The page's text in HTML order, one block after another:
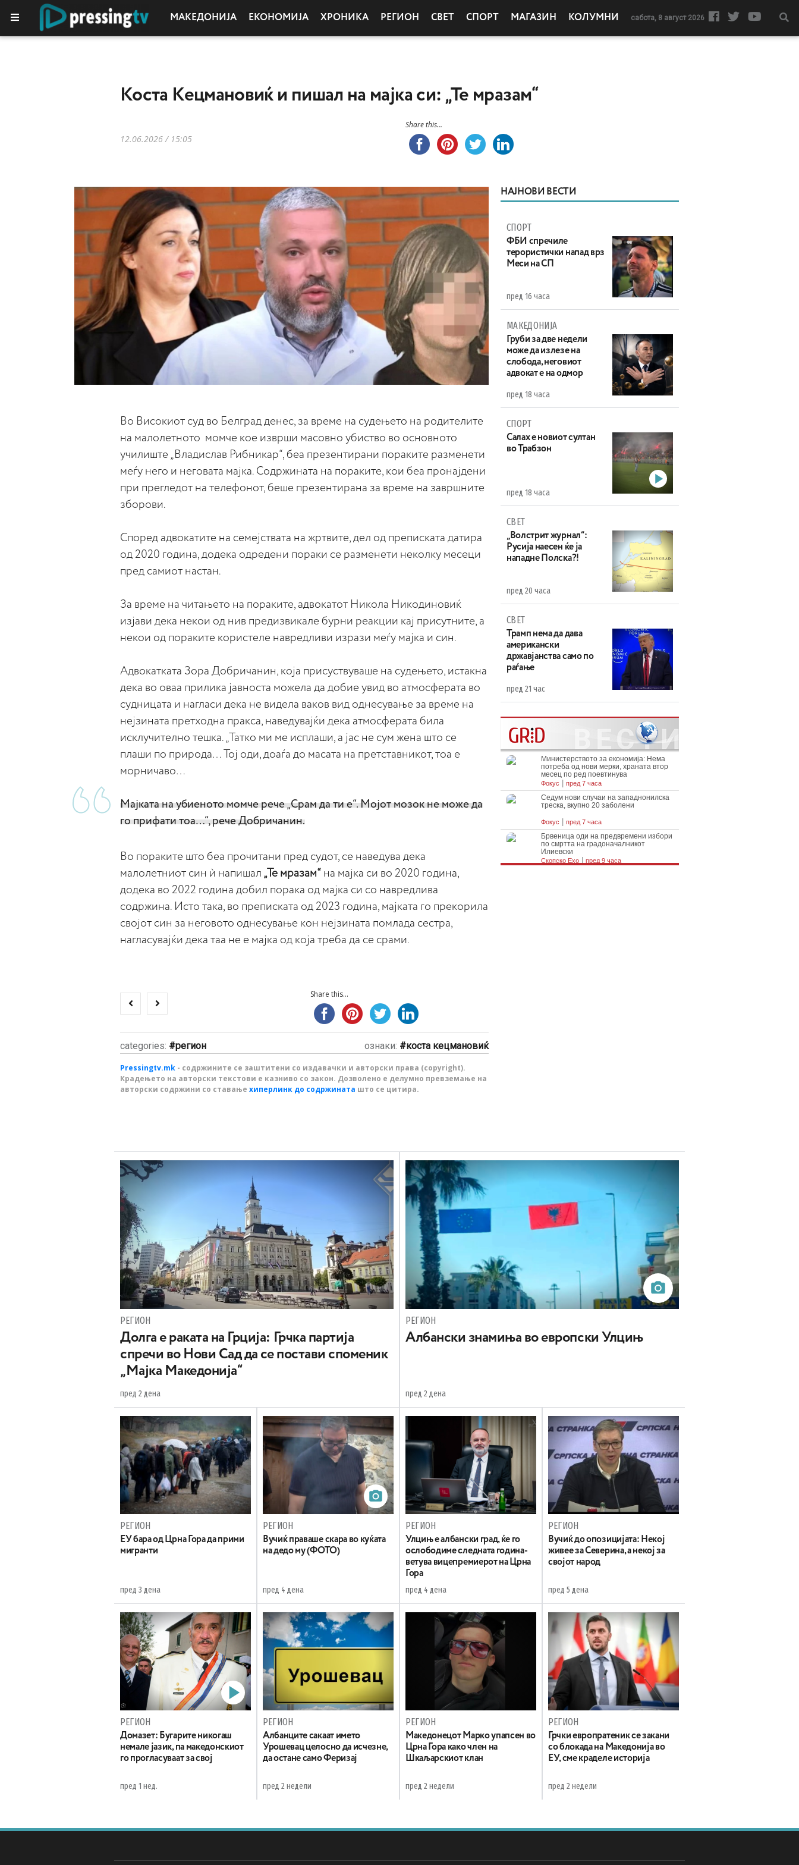
МАКЕДОНИЈА ЕКОНОМИЈА ХРОНИКА РЕГИОН СВЕТ СПОРТ МАГАЗИН КОЛУМНИ сабота, 8 август 2026
Коста Кецмановиќ и пишал на мајка си: „Те мразам“
12.06.2026 / 15:05
Share this...
Во Високиот суд во Белград денес, за време на судењето на родителите
на малолетното момче кое изврши масовно убиство во основното
училиште „Владислав Рибникар“, беа презентирани пораките разменети
меѓу него и неговата мајка. Содржината на пораките, кои беа пронајдени
при прегледот на телефонот, беше презентирана за време на завршните
зборови.
Според адвокатите на семејствата на жртвите, дел од преписката датира
од 2020 година, додека одредени пораки се разменети неколку месеци
пред самиот настан.
За време на читањето на пораките, адвокатот Никола Никодиновиќ
изјави дека некои од нив предизвикале бурни реакции кај присутните, а
некои од пораките користеле навредливи изрази меѓу мајка и син.
Адвокатката Зора Добричанин, која присуствуваше на судењето, истакна
дека во оваа прилика јавноста можела да добие увид во атмосферата во
судницата и нагласи дека не видела ваков вид однесување за време на
нејзината претходна пракса, наведувајќи дека атмосферата била
исклучително тешка. „Татко ми ме исплаши, а јас не сум жена што се
плаши по природа… Тој оди, доаѓа до масата на претставникот, тоа е
морничаво…
Мајката на убиеното момче рече „Срам да ти е“. Мојот мозок не може да
го прифати тоа…“, рече Добричанин.
Во пораките што беа прочитани пред судот, се наведува дека
малолетниот син ѝ напишал „Те мразам“ на мајка си во 2020 година,
додека во 2022 година добил порака од мајка си со навредлива
содржина. Исто така, во преписката од 2023 година, мајката го прекорила
својот син за неговото однесување кон нејзината помлада сестра,
нагласувајќи дека таа не е мајка од која треба да се срами.
Share this...
categories: регион ознаки: коста кецмановиќ
Pressingtv.mk - содржините се заштитени со издавачки и авторски права (copyright).
Крадењето на авторски текстови е казниво со закон. Дозволено е делумно превземање на
авторски содржини со ставање хиперлинк до содржината што се цитира.
НАЈНОВИ ВЕСТИ
СПОРТ
ФБИ спречиле
терористички напад врз
Меси на СП
пред 16 часа
МАКЕДОНИЈА
Груби за две недели
може да излезе на
слобода, неговиот
адвокат е на одмор
пред 18 часа
СПОРТ
Салах е новиот султан
во Трабзон
пред 18 часа
СВЕТ
„Волстрит журнал“:
Русија наесен ќе ја
нападне Полска?!
пред 20 часа
СВЕТ
Трамп нема да дава
американски
државјанства само по
раѓање
пред 21 час
РЕГИОН
Долга е раката на Грција: Грчка партија
спречи во Нови Сад да се постави споменик
„Мајка Македонија“
пред 2 дена
РЕГИОН
Aлбански знамиња во европски Улцињ
пред 2 дена
РЕГИОН
EУ бара од Црна Гора да прими
мигранти
пред 3 дена
РЕГИОН
Вучиќ праваше скара во куќата
на дедо му (ФОТО)
пред 4 дена
РЕГИОН
Улцињ е албански град, ќе го
ослободиме следната година-
ветува вицепремиерот на Црна
Гора
пред 4 дена
РЕГИОН
Вучиќ до опозицијата: Некој
живее за Северина, а некој за
својот народ
пред 5 дена
РЕГИОН
Домазет: Бугарите никогаш
немале јазик, па македонскиот
го прогласуваат за свој
пред 1 нед.
РЕГИОН
Aлбанците сакаат името
Урошевац целосно да исчезне,
да остане само Феризај
пред 2 недели
РЕГИОН
Maкедонецот Марко упапсен во
Црна Гора како член на
Шкаљарскиот клан
пред 2 недели
РЕГИОН
Грчки европратеник се закани
со блокада на Македонија во
ЕУ, сме краделе историја
пред 2 недели